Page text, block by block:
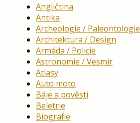
Angličtina
Antika
Archeologie / Paleontologie
Architektura / Design
Armáda / Policie
Astronomie / Vesmír
Atlasy
Auto moto
Báje a pověsti
Beletrie
Biografie